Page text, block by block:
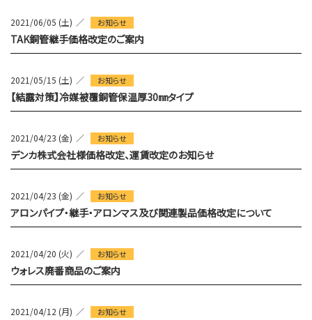
2021/06/05 (土) お知らせ
TAK銅管継手価格改定のご案内
2021/05/15 (土) お知らせ
【結露対策】冷媒被覆銅管保温厚30㎜タイプ
2021/04/23 (金) お知らせ
デンカ株式会社様価格改定、運賃改定のお知らせ
2021/04/23 (金) お知らせ
アロンパイプ・継手・アロンマス及び関連製品価格改定について
2021/04/20 (火) お知らせ
ウォレス廃番商品のご案内
2021/04/12 (月) お知らせ